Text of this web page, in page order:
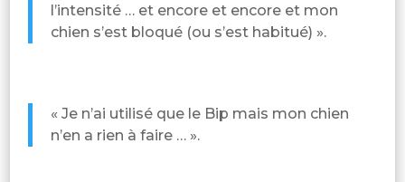
l’intensité … et encore et encore et mon
chien s’est bloqué (ou s’est habitué) ».
« Je n’ai utilisé que le Bip mais mon chien
n’en a rien à faire … ».